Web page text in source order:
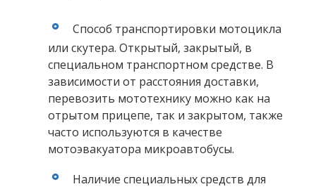
Способ транспортировки мотоцикла
или скутера. Открытый, закрытый, в
специальном транспортном средстве. В
зависимости от расстояния доставки,
перевозить мототехнику можно как на
отрытом прицепе, так и закрытом, также
часто используются в качестве
мотоэвакуатора микроавтобусы.
Наличие специальных средств для